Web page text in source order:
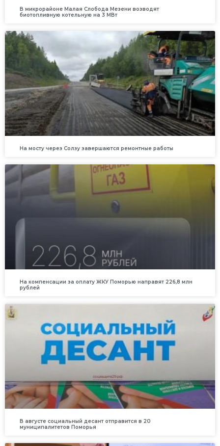
В микрорайоне Малая Слобода Мезени возводят
биотопливную котельную на 3 МВт
На мосту через Солзу завершаются ремонтные работы
На компенсации за оплату ЖКУ Поморью направят 226,8 млн
рублей
В августе социальный десант отправится в 20
муниципалитетов Поморья